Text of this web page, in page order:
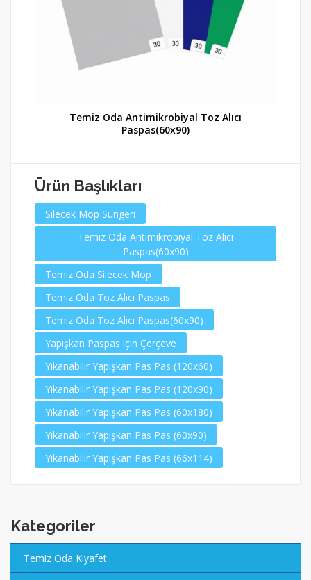
Temiz Oda Antimikrobiyal Toz Alıcı
Paspas(60x90)
Ürün Başlıkları
Silecek Mop Süngeri
Temiz Oda Antimikrobiyal Toz Alıcı
Paspas(60x90)
Temiz Oda Silecek Mop
Temiz Oda Toz Alıcı Paspas
Temiz Oda Toz Alıcı Paspas(60x90)
Yapışkan Paspas için Çerçeve
Yıkanabilir Yapışkan Pas Pas (120x60)
Yıkanabilir Yapışkan Pas Pas (120x90)
Yıkanabilir Yapışkan Pas Pas (60x180)
Yıkanabilir Yapışkan Pas Pas (60x90)
Yıkanabilir Yapışkan Pas Pas (66x114)
Kategoriler
Temiz Oda Kıyafet